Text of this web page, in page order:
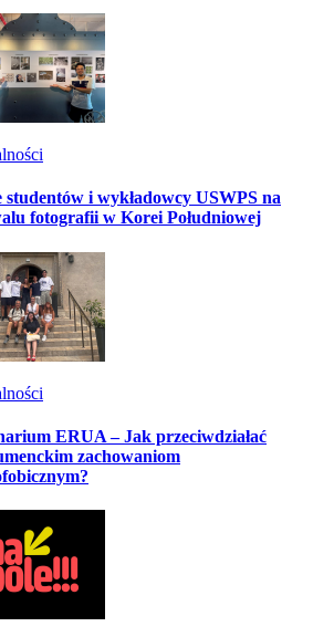
studentów i wykładowcy USWPS na
fotografii w Korei Południowej
ERUA – Jak przeciwdziałać
zachowaniom